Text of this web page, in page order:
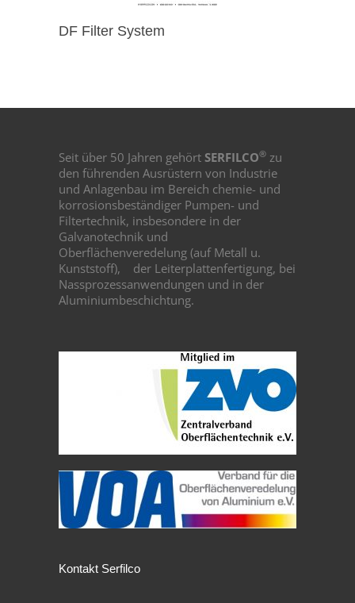
DF Filter System
Seit über 50 Jahren gehört SERFILCO® zu
den führenden Ausrüstern von Industrie
und Anlagenbau im Bereich chemie- und
korrosionsbeständiger Pumpen- und
Filtertechnik, insbesondere in der
Galvanotechnik und
Oberflächenveredelung (auf Metall u.
Kunststoff),
der Leiterplattenfertigung, bei
Nassprozessanwendungen und in der
Aluminiumbeschichtung.
Kontakt Serfilco